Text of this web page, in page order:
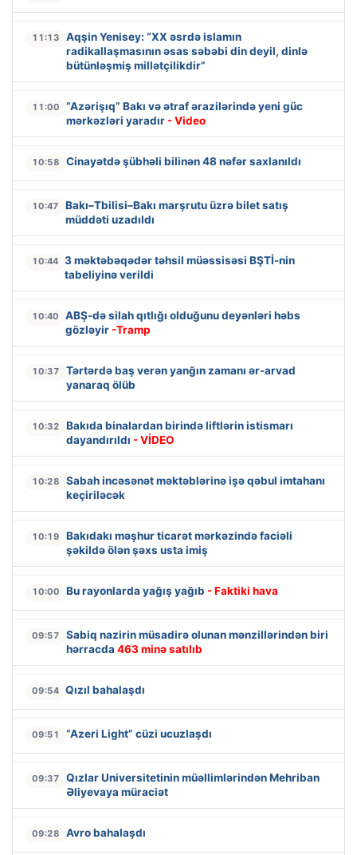
11:13
Aqşin Yenisey: “XX əsrdə islamın
radikallaşmasının əsas səbəbi din deyil, dinlə
bütünləşmiş millətçilikdir”
11:00
“Azərişıq” Bakı və ətraf ərazilərində yeni güc
mərkəzləri yaradır - Video
10:58 Cinayətdə şübhəli bilinən 48 nəfər saxlanıldı
10:47
Bakı–Tbilisi–Bakı marşrutu üzrə bilet satış
müddəti uzadıldı
10:44 3 məktəbəqədər təhsil müəssisəsi BŞTİ-nin
tabeliyinə verildi
10:40
ABŞ-də silah qıtlığı olduğunu deyənləri həbs
gözləyir -Tramp
10:37
Tərtərdə baş verən yanğın zamanı ər-arvad
yanaraq ölüb
10:32
Bakıda binalardan birində liftlərin istismarı
dayandırıldı - VİDEO
10:28
Sabah incəsənət məktəblərinə işə qəbul imtahanı
keçiriləcək
10:19
Bakıdakı məşhur ticarət mərkəzində faciəli
şəkildə ölən şəxs usta imiş
10:00 Bu rayonlarda yağış yağıb - Faktiki hava
09:57
Sabiq nazirin müsadirə olunan mənzillərindən biri
hərracda 463 minə satılıb
09:54 Qızıl bahalaşdı
09:51 “Azeri Light” cüzi ucuzlaşdı
09:37
Qızlar Universitetinin müəllimlərindən Mehriban
Əliyevaya müraciət
09:28 Avro bahalaşdı